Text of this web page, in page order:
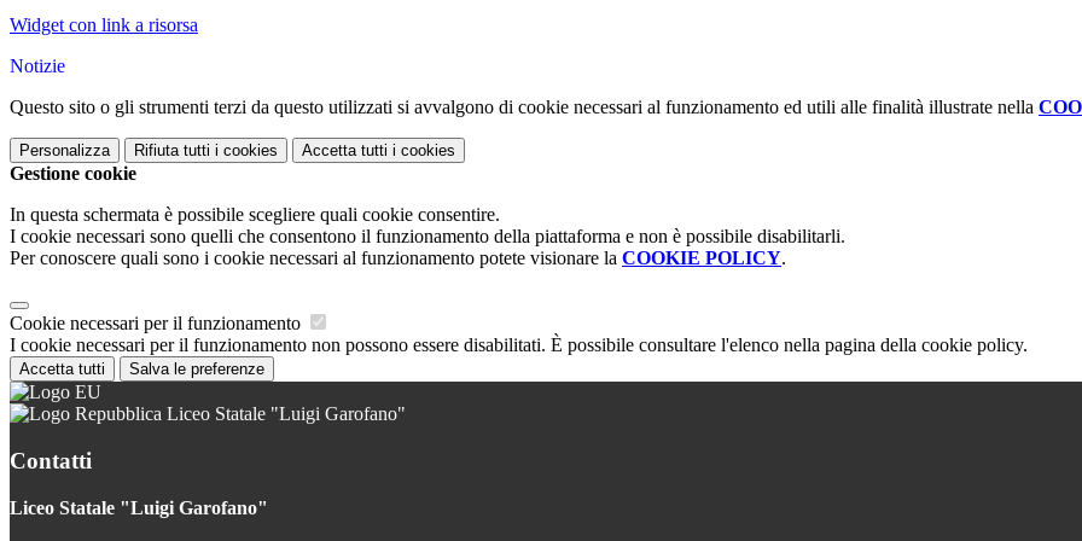
Widget con link a risorsa
Notizie
Questo sito o gli strumenti terzi da questo utilizzati si avvalgono di cookie necessari al funzionamento ed utili alle finalità illustrate nella
Personalizza Rifiuta tutti i cookies Accetta tutti i cookies
Gestione cookie
In questa schermata è possibile scegliere quali cookie consentire.
I cookie necessari sono quelli che consentono il funzionamento della piattaforma e non è possibile disabilitarli.
Per conoscere quali sono i cookie necessari al funzionamento potete visionare la COOKIE POLICY.
Cookie necessari per il funzionamento
I cookie necessari per il funzionamento non possono essere disabilitati. È possibile consultare l'elenco nella pagina della cookie policy.
Accetta tutti Salva le preferenze
Liceo Statale "Luigi Garofano"
Contatti
Liceo Statale "Luigi Garofano"